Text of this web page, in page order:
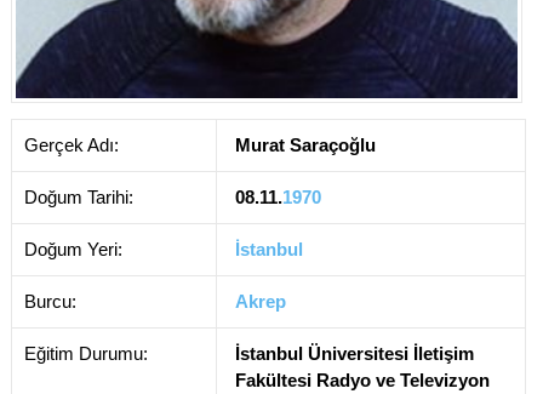
Gerçek Adı: Murat Saraçoğlu
Doğum Tarihi: 08.11.1970
Doğum Yeri: İstanbul
Burcu: Akrep
Eğitim Durumu:
İstanbul Üniversitesi İletişim
Fakültesi Radyo ve Televizyon